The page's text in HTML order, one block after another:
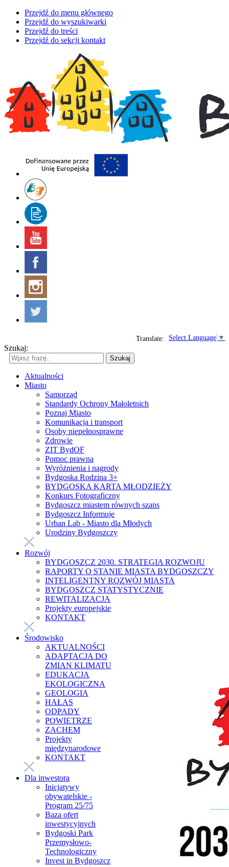
Przejdź do menu głównego
Przejdź do wyszukiwarki
Przejdź do treści
Przejdź do sekcji kontakt
Select Language ▼
Translate:
Szukaj:
Szukaj
Aktualności
Miasto
Samorząd
Standardy Ochrony Małoletnich
Poznaj Miasto
Komunikacja i transport
Osoby niepełnosprawne
Zdrowie
ZIT BydOF
Pomoc prawna
Wyróżnienia i nagrody
Bydgoska Rodzina 3+
BYDGOSKA KARTA MŁODZIEŻY
Konkurs Fotograficzny
Bydgoszcz miastem równych szans
Bydgoszcz Informuje
Urban Lab - Miasto dla Młodych
Urodziny Bydgoszczy
Rozwój
BYDGOSZCZ 2030. STRATEGIA ROZWOJU
RAPORTY O STANIE MIASTA BYDGOSZCZY
INTELIGENTNY ROZWÓJ MIASTA
BYDGOSZCZ STATYSTYCZNIE
REWITALIZACJA
Projekty europejskie
KONTAKT
Środowisko
AKTUALNOŚCI
ADAPTACJA DO
ZMIAN KLIMATU
EDUKACJA
EKOLOGICZNA
GEOLOGIA
HAŁAS
ODPADY
POWIETRZE
ZACHEM
Projekty
międzynarodowe
KONTAKT
Dla inwestora
Inicjatywy
obywatelskie -
Program 25/75
Baza ofert
inwestycyjnych
Bydgoski Park
Przemysłowo-
Technologiczny
Invest in Bydgoszcz